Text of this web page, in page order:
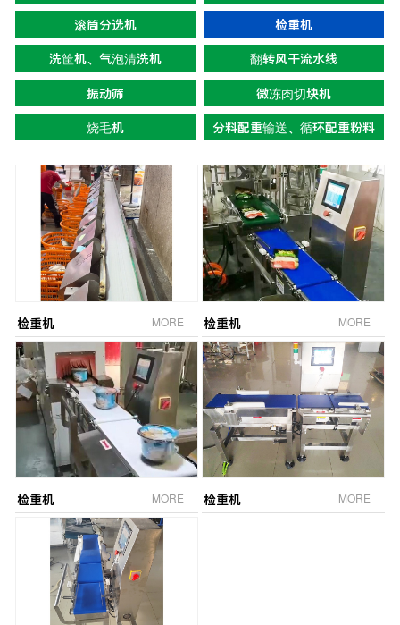
滚筒分选机
检重机
洗筐机、气泡清洗机
翻转风干流水线
振动筛
微冻肉切块机
烧毛机
分料配重输送、循环配重粉料
检重机 MORE 检重机 MORE
检重机 MORE 检重机 MORE